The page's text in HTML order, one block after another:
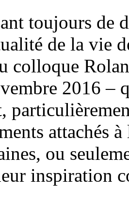
toujours de
de la vie
colloque
2016 –
attachés
ou
inspiration